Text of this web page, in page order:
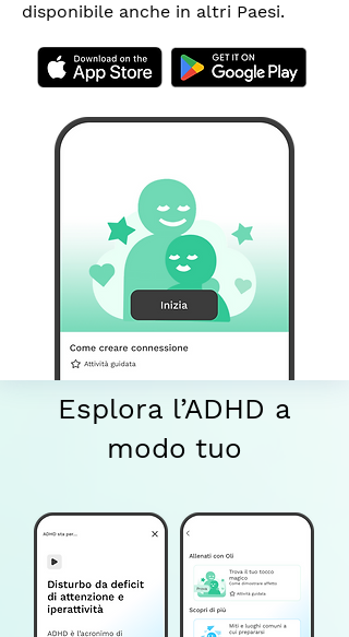
disponibile anche in altri Paesi.​​
Esplora l’ADHD a
modo tuo